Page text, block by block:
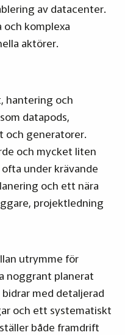
av datacenter.
komplexa
aktörer.
hantering och
datapods,
och generatorer.
och mycket liten
under krävande
och ett nära
projektledning
utrymme för
noggrant planerat
med detaljerad
och ett systematiskt
både framdrift